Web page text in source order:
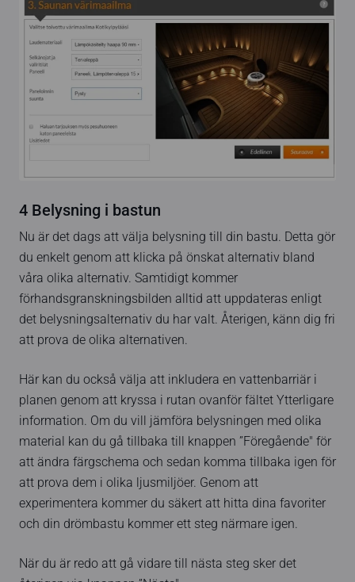
4 Belysning i bastun
Nu är det dags att välja belysning till din bastu. Detta gör
du enkelt genom att klicka på önskat alternativ bland
våra olika alternativ. Samtidigt kommer
förhandsgranskningsbilden alltid att uppdateras enligt
det belysningsalternativ du har valt. Återigen, känn dig fri
att prova de olika alternativen.
Här kan du också välja att inkludera en vattenbarriär i
planen genom att kryssa i rutan ovanför fältet Ytterligare
information. Om du vill jämföra belysningen med olika
material kan du gå tillbaka till knappen ”Föregående" för
att ändra färgschema och sedan komma tillbaka igen för
att prova dem i olika ljusmiljöer. Genom att
experimentera kommer du säkert att hitta dina favoriter
och din drömbastu kommer ett steg närmare igen.
När du är redo att gå vidare till nästa steg sker det